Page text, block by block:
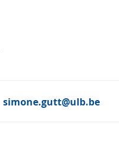
simone.gutt@ulb.be